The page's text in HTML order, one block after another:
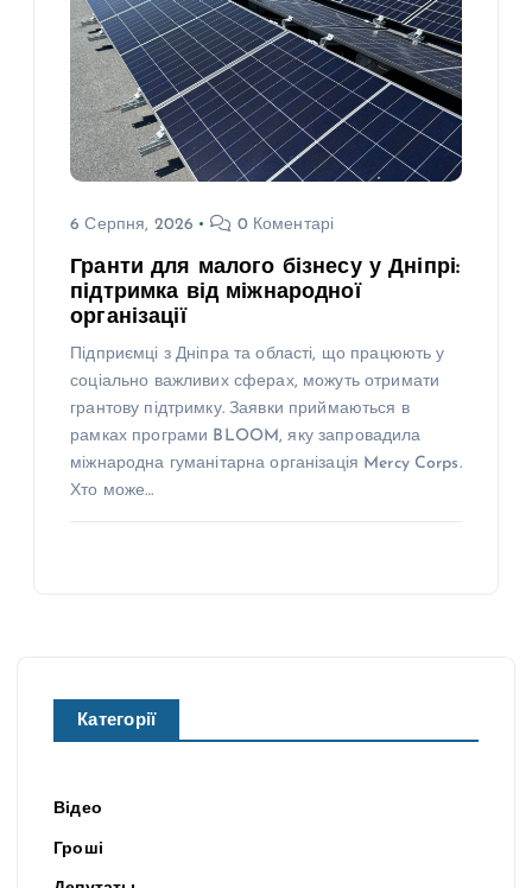
6 Серпня, 2026 0 Коментарі
Гранти для малого бізнесу у Дніпрі:
підтримка від міжнародної
організації
Підприємці з Дніпра та області, що працюють у
соціально важливих сферах, можуть отримати
грантову підтримку. Заявки приймаються в
рамках програми BLOOM, яку запровадила
міжнародна гуманітарна організація Mercy Corps.
Хто може…
Категорії
Відео
Гроші